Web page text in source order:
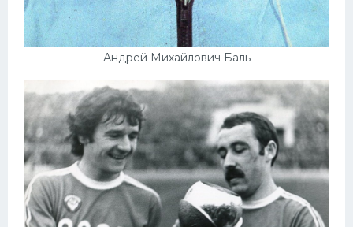
Андрей Михайлович Баль